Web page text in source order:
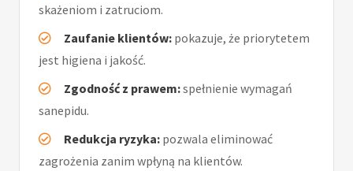
skażeniom i zatruciom.
Zaufanie klientów: pokazuje, że priorytetem
jest higiena i jakość.
Zgodność z prawem:spełnienie wymagań
sanepidu.
Redukcja ryzyka: pozwala eliminować
zagrożenia zanim wpłyną na klientów.